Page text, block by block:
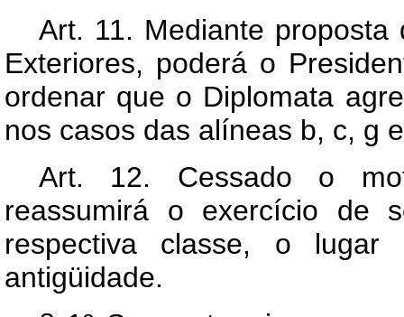
Art. 11. Mediante
Exteriores, poderá o
ordenar que o Diplomata
nos casos das alíneas b, c, g
Art. 12. Cessado o
reassumirá o exercício de
respectiva classe, o
antigüidade.